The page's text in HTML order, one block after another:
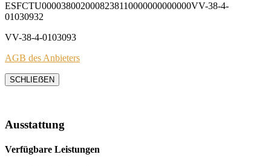
ESFCTU0000380020008238110000000000000VV-38-4-
01030932
VV-38-4-0103093
AGB des Anbieters
SCHLIEẞEN
Ausstattung
Verfügbare Leistungen